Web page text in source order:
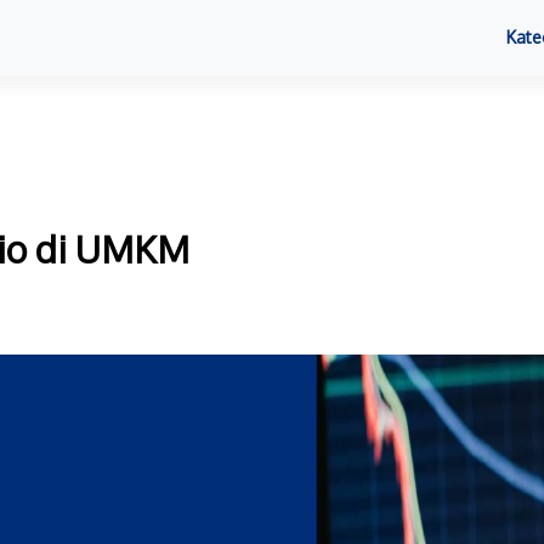
di UMKM